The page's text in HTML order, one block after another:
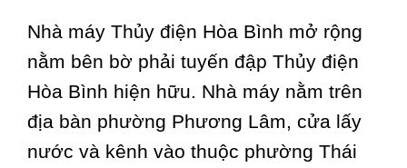
Nhà máy Thủy điện Hòa Bình mở rộng
nằm bên bờ phải tuyến đập Thủy điện
Hòa Bình hiện hữu. Nhà máy nằm trên
địa bàn phường Phương Lâm, cửa lấy
nước và kênh vào thuộc phường Thái